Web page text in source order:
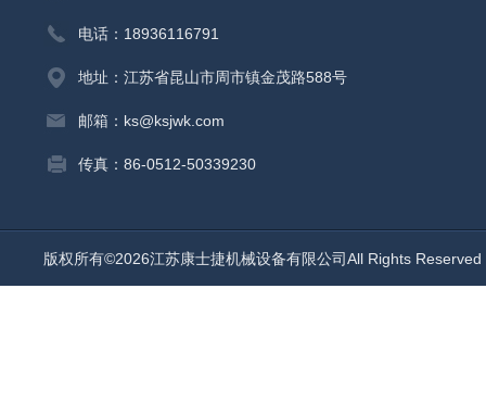
电话：18936116791
地址：江苏省昆山市周市镇金茂路588号
邮箱：ks@ksjwk.com
传真：86-0512-50339230
版权所有©2026江苏康士捷机械设备有限公司All Rights